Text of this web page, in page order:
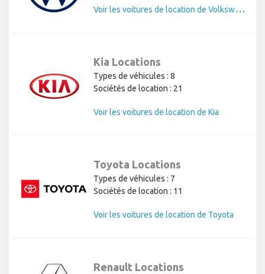
V
oir les voitures de location de Volkswagen
Kia Locations
Types de véhicules : 8
Sociétés de location : 21
Voir les voitures de location de Kia
Toyota Locations
Types de véhicules : 7
Sociétés de location : 11
Voir les voitures de location de Toyota
Renault Locations